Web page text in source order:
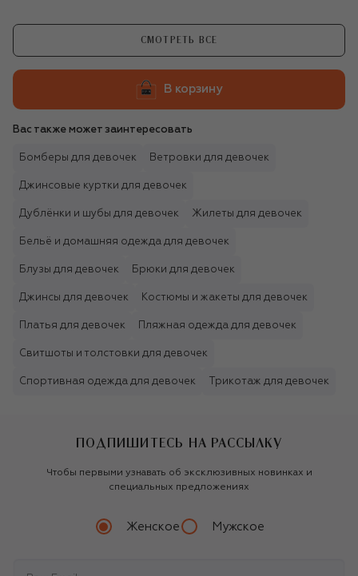
СМОТРЕТЬ ВСЕ
В корзину
Вас также может заинтересовать
Бомберы для девочек Ветровки для девочек
Джинсовые куртки для девочек
Дублёнки и шубы для девочек Жилеты для девочек
Бельё и домашняя одежда для девочек
Блузы для девочек Брюки для девочек
Джинсы для девочек Костюмы и жакеты для девочек
Платья для девочек Пляжная одежда для девочек
Свитшоты и толстовки для девочек
Спортивная одежда для девочек Трикотаж для девочек
ПОДПИШИТЕСЬ НА РАССЫЛКУ
Чтобы первыми узнавать об эксклюзивных новинках и
специальных предложениях
Женское Мужское